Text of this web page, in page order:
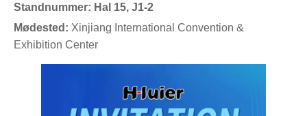
Standnummer: Hal 15, J1-2
Mødested: Xinjiang International Convention &
Exhibition Center